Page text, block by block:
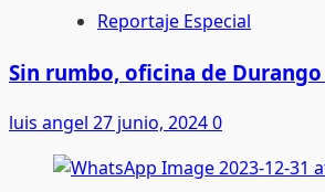
Reportaje Especial
Sin rumbo, oficina de
luis angel 27 junio, 20240